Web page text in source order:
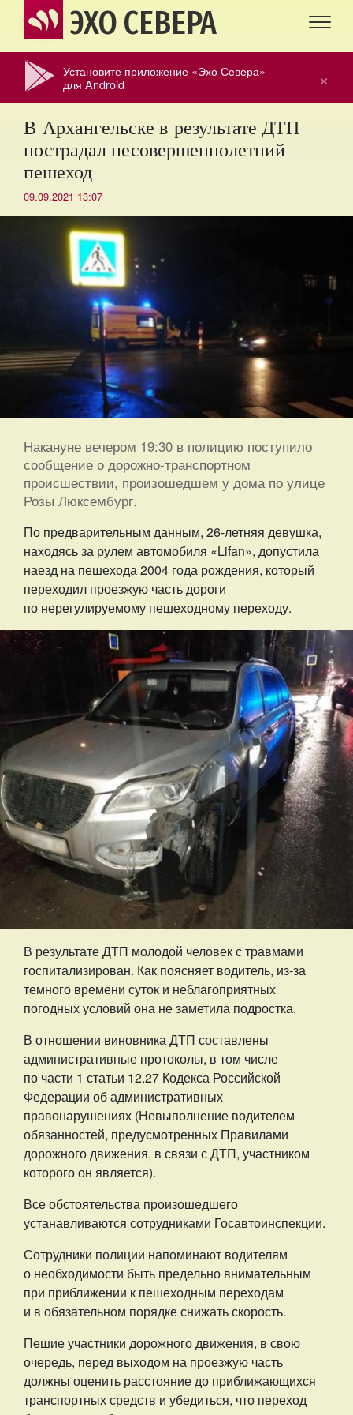
ЭХО СЕВЕРА
×
Установите приложение «Эхо Севера»
для Android
В Архангельске в результате ДТП
пострадал несовершеннолетний
пешеход
09.09.2021 13:07
Накануне вечером 19:30 в полицию поступило
сообщение о дорожно-транспортном
происшествии, произошедшем у дома по улице
Розы Люксембург.
По предварительным данным, 26-летняя девушка,
находясь за рулем автомобиля «Lifan», допустила
наезд на пешехода 2004 года рождения, который
переходил проезжую часть дороги
по нерегулируемому пешеходному переходу.
В результате ДТП молодой человек с травмами
госпитализирован. Как поясняет водитель, из-за
темного времени суток и неблагоприятных
погодных условий она не заметила подростка.
В отношении виновника ДТП составлены
административные протоколы, в том числе
по части 1 статьи 12.27 Кодекса Российской
Федерации об административных
правонарушениях (Невыполнение водителем
обязанностей, предусмотренных Правилами
дорожного движения, в связи с ДТП, участником
которого он является).
Все обстоятельства произошедшего
устанавливаются сотрудниками Госавтоинспекции.
Сотрудники полиции напоминают водителям
о необходимости быть предельно внимательным
при приближении к пешеходным переходам
и в обязательном порядке снижать скорость.
Пешие участники дорожного движения, в свою
очередь, перед выходом на проезжую часть
должны оценить расстояние до приближающихся
транспортных средств и убедиться, что переход